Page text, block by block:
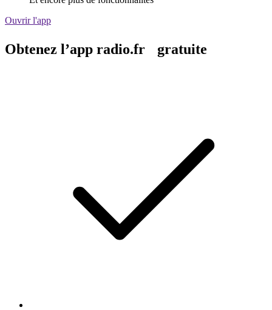
Ouvrir l'app
Obtenez l’app radio.fr gratuite